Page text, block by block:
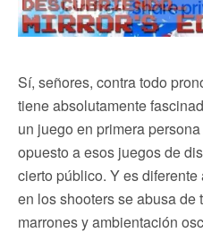
Sí, señores, contra todo
tiene absolutamente
un juego en primera
opuesto a esos juegos de
cierto público. Y es
en los shooters se abusa de
marrones y ambientación